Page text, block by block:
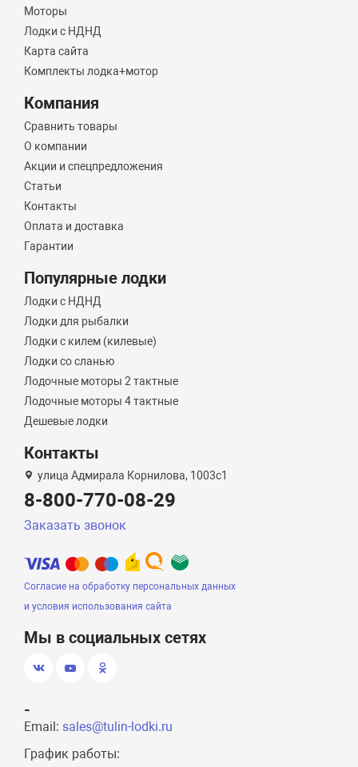
Моторы
Лодки с НДНД
Карта сайта
Комплекты лодка+мотор
Компания
Сравнить товары
О компании
Акции и спецпредложения
Статьи
Контакты
Оплата и доставка
Гарантии
Популярные лодки
Лодки с НДНД
Лодки для рыбалки
Лодки с килем (килевые)
Лодки со сланью
Лодочные моторы 2 тактные
Лодочные моторы 4 тактные
Дешевые лодки
Контакты
улица Адмирала Корнилова, 1003с1
8-800-770-08-29
Заказать звонок
Согласие на обработку персональных данных
и условия использования сайта
Мы в социальных сетях
-
Email: sales@tulin-lodki.ru
График работы: